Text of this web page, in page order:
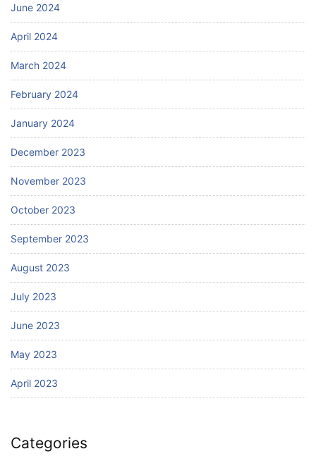
June 2024
April 2024
March 2024
February 2024
January 2024
December 2023
November 2023
October 2023
September 2023
August 2023
July 2023
June 2023
May 2023
April 2023
Categories